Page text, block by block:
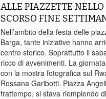
ALLE PIAZZETTE NELLO
SCORSO FINE
Nell’ambito della festa delle
Barga, tante iniziative hanno
centro storico. Soprattutto il
ricco di avvenimenti. La
con la mostra fotografica sul
Rossana Garibotti. Piazza
frattempo, si stava riempiendo